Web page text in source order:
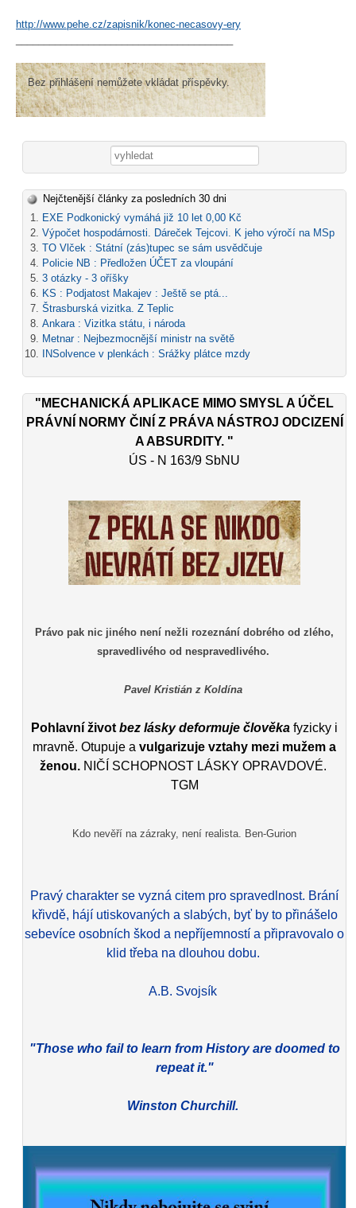
http://www.pehe.cz/zapisnik/konec-necasovy-ery
Bez přihlášení nemůžete vkládat příspěvky.
Vyhledávání
Nejčtenější články za posledních 30 dni
EXE Podkonický vymáhá již 10 let 0,00 Kč
Výpočet hospodárnosti. Dáreček Tejcovi. K jeho výročí na MSp
TO Vlček : Státní (zás)tupec se sám usvědčuje
Policie NB : Předložen ÚČET za vloupání
3 otázky - 3 oříšky
KS : Podjatost Makajev : Ještě se ptá...
Štrasburská vizitka. Z Teplic
Ankara : Vizitka státu, i národa
Metnar : Nejbezmocnější ministr na světě
INSolvence v plenkách : Srážky plátce mzdy
"MECHANICKÁ APLIKACE MIMO SMYSL A ÚČEL
PRÁVNÍ NORMY ČINÍ Z PRÁVA NÁSTROJ ODCIZENÍ
A ABSURDITY. "
ÚS - N 163/9 SbNU
Právo pak nic jiného není nežli rozeznání dobrého od zlého,
spravedlivého od nespravedlivého.
Pavel Kristián z Koldína
Pohlavní život bez lásky deformuje člověka fyzicky i
mravně. Otupuje avulgarizuje vztahy mezi mužem a
ženou. NIČÍ SCHOPNOST LÁSKY OPRAVDOVÉ.
TGM
Kdo nevěří na zázraky, není realista. Ben-Gurion
Pravý charakter se vyzná citem pro spravedlnost. Brání
křivdě, hájí utiskovaných a slabých, byť by to přinášelo
sebevíce osobních škod a nepříjemností a připravovalo o
klid třeba na dlouhou dobu.
A.B. Svojsík
"Those who fail to learn from History are doomed to
repeat it."
Winston Churchill.